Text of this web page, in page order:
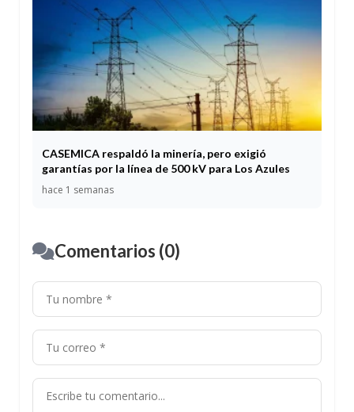
CASEMICA respaldó la minería, pero exigió
garantías por la línea de 500 kV para Los Azules
hace 1 semanas
Comentarios (0)